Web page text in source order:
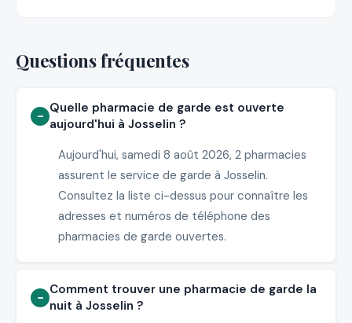
Questions fréquentes
Quelle pharmacie de garde est ouverte
aujourd'hui à Josselin ?
Aujourd'hui, samedi 8 août 2026, 2 pharmacies
assurent le service de garde à Josselin.
Consultez la liste ci-dessus pour connaître les
adresses et numéros de téléphone des
pharmacies de garde ouvertes.
Comment trouver une pharmacie de garde la
nuit à Josselin ?